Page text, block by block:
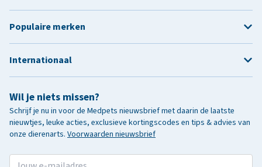
Wil je niets missen?
Schrijf je nu in voor de Medpets nieuwsbrief met daarin de laatste
nieuwtjes, leuke acties, exclusieve kortingscodes en tips & advies van
onze dierenarts. Voorwaarden nieuwsbrief
Populaire merken
Internationaal